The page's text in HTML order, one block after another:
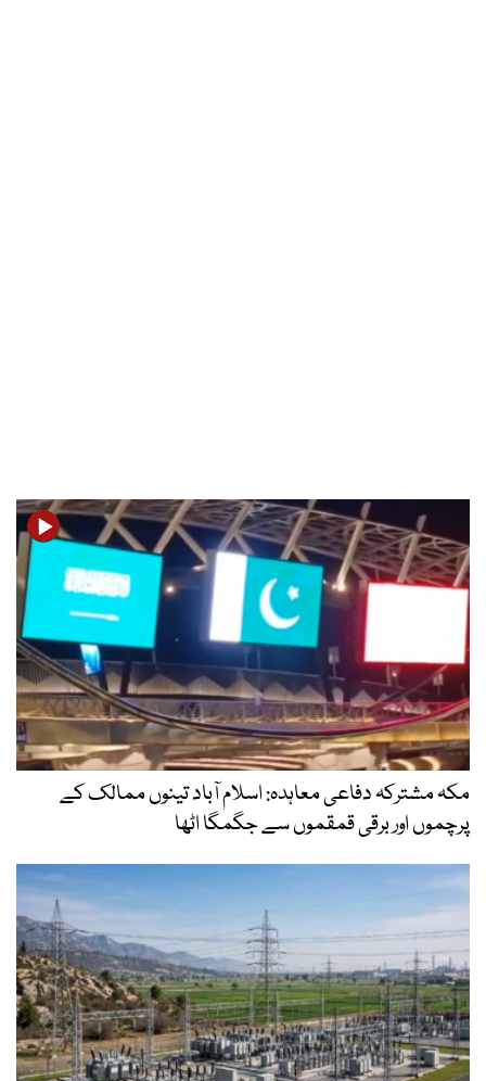
مکہ مشترکہ دفاعی معاہدہ: اسلام آباد تینوں ممالک کے
پرچموں اور برقی قمقموں سے جگمگا اٹھا